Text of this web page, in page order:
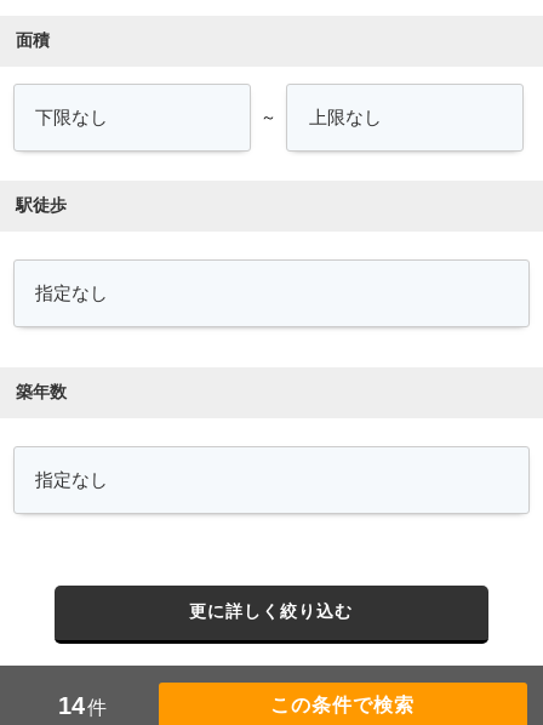
面積
～
駅徒歩
築年数
更に詳しく絞り込む
14件